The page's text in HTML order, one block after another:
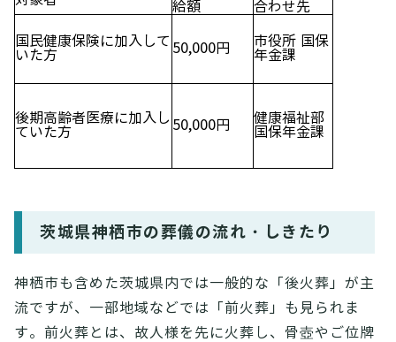
給額
合わせ先
国民健康保険に加入して
いた方
50,000円
市役所 国保
年金課
後期高齢者医療に加入し
ていた方
50,000円
健康福祉部
国保年金課
茨城県神栖市の葬儀の流れ・しきたり
神栖市も含めた茨城県内では一般的な「後火葬」が主
流ですが、一部地域などでは「前火葬」も見られま
す。前火葬とは、故人様を先に火葬し、骨壺やご位牌